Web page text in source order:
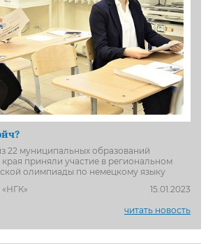
22 муниципальных образований
приняли участие в региональном
олимпиады по немецкому языку
15.01.2023
читать новость